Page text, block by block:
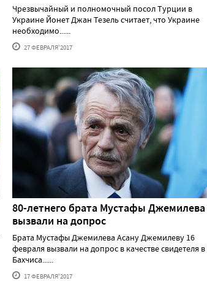
Чрезвычайный и полномочный посол Турции в
Украине Йонет Джан Тезель считает, что Украине
необходимо......
27 ФЕВРАЛЯ'2017
80-летнего брата Мустафы Джемилева
вызвали на допрос
Брата Мустафы Джемилева Асану Джемилеву 16
февраля вызвали на допрос в качестве свидетеля в
Бахчиса......
17 ФЕВРАЛЯ'2017